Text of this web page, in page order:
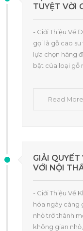
TUYỆT VỜI
- Giới Thiệu Về
gọi là gỗ cao
lựa chọn hàng
bật của loại gỗ
Read More
GIẢI
VỚI NỘI
- Giới Thiệu Về
hóa ngày càng
nhỏ trở thành
không gian